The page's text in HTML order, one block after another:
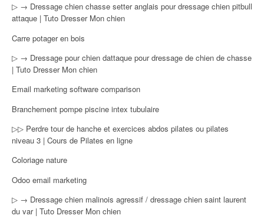
▷ → Dressage chien chasse setter anglais pour dressage chien pitbull
attaque | Tuto Dresser Mon chien
Carre potager en bois
▷ → Dressage pour chien dattaque pour dressage de chien de chasse
| Tuto Dresser Mon chien
Email marketing software comparison
Branchement pompe piscine intex tubulaire
▷▷ Perdre tour de hanche et exercices abdos pilates ou pilates
niveau 3 | Cours de Pilates en ligne
Coloriage nature
Odoo email marketing
▷ → Dressage chien malinois agressif / dressage chien saint laurent
du var | Tuto Dresser Mon chien